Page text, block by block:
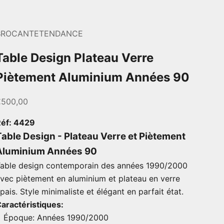
Design Plateau Verre
Aluminium Années 90
de vente
4429
Design - Plateau Verre et Piètement
Années 90
design contemporain des années 1990/2000
piètement en aluminium et plateau en verre
Style minimaliste et élégant en parfait état.
Époque: Années 1990/2000